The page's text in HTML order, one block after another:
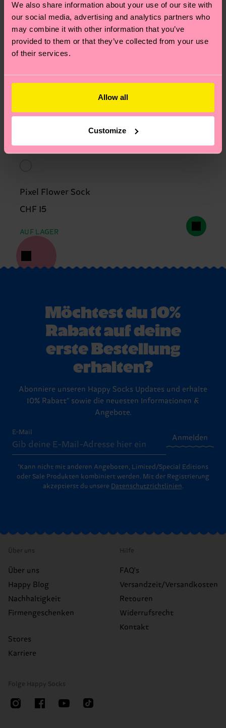
We also share information about your use of our site with
our social media, advertising and analytics partners who
may combine it with other information that you’ve
provided to them or that they’ve collected from your use
of their services.
Allow all
Customize
Pixel Flower Sock
CHF 15
AUF LAGER
Möchtest du 10%
Rabatt auf deine
erste Bestellung
erhalten?
Abonniere unseren Happy Socks Updates und erhalte
10% Rabatt* sowie die neuesten Informationen &
Angebote.
E-Mail
Anmelden
*Kann nicht mit anderen Angeboten, Limited/Special Editions
oder Sale Produkten kombiniert werden. Mit der Registrierung
akzeptierst du unsere Datenschutzrichtlinien.
Über uns
Über uns
Happy Blog
Nachhaltigkeit
Firmengeschenken
Stores
Karriere
Hilfe
FAQ's
Versandzeit/Versandkosten
Retouren
Widerrufsrecht
Kontakt
Folge Happy Socks